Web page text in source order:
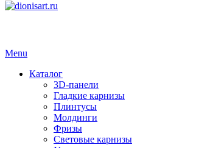
Menu
Каталог
3D-панели
Гладкие карнизы
Плинтусы
Молдинги
Фризы
Световые карнизы